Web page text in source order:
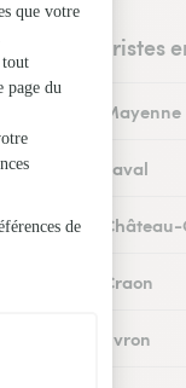
Les fleuristes
Fleuristes à Mayenne
Fleuristes à Laval
Fleuristes à
Fleuristes à Craon
Fleuristes à Évron